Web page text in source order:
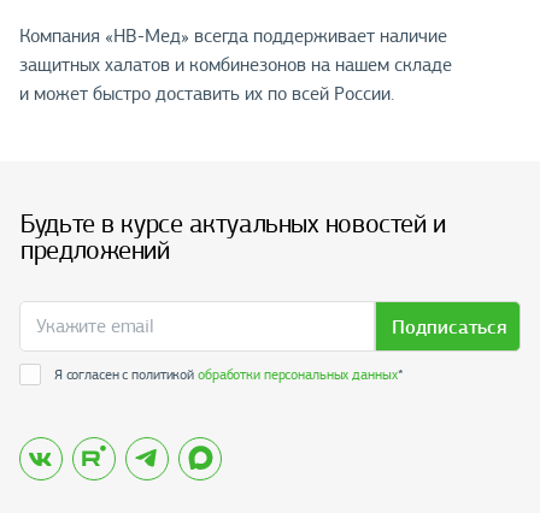
Компания «НВ-Мед» всегда поддерживает наличие
защитных халатов и комбинезонов на нашем складе
и может быстро доставить их по всей России.
Будьте в курсе актуальных новостей и
предложений
Подписаться
Я согласен с политикойобработки персональных данных*